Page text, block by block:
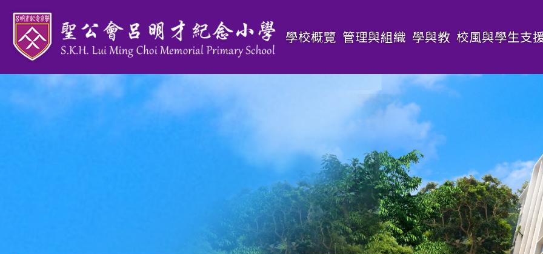
移至主內容 Main
navigation
學校概覽 管理與組織 學與教 校風與學生支